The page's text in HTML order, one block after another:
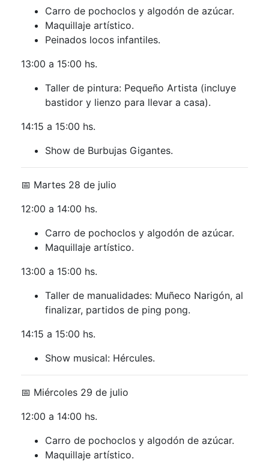
Carro de pochoclos y algodón de azúcar.
Maquillaje artístico.
Peinados locos infantiles.
13:00 a 15:00 hs.
Taller de pintura: Pequeño Artista (incluye
bastidor y lienzo para llevar a casa).
14:15 a 15:00 hs.
Show de Burbujas Gigantes.
📅 Martes 28 de julio
12:00 a 14:00 hs.
Carro de pochoclos y algodón de azúcar.
Maquillaje artístico.
13:00 a 15:00 hs.
Taller de manualidades: Muñeco Narigón, al
finalizar, partidos de ping pong.
14:15 a 15:00 hs.
Show musical: Hércules.
📅 Miércoles 29 de julio
12:00 a 14:00 hs.
Carro de pochoclos y algodón de azúcar.
Maquillaje artístico.